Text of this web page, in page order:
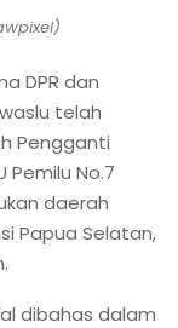
DPR dan
telah
Pengganti
No.7
daerah
Papua Selatan,
dibahas dalam